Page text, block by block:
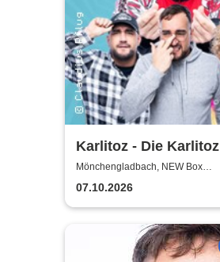
Karlitoz - Die Karlitoz
Supershow
Mönchengladbach, NEW Box
Mönchengladbach
07.10.2026